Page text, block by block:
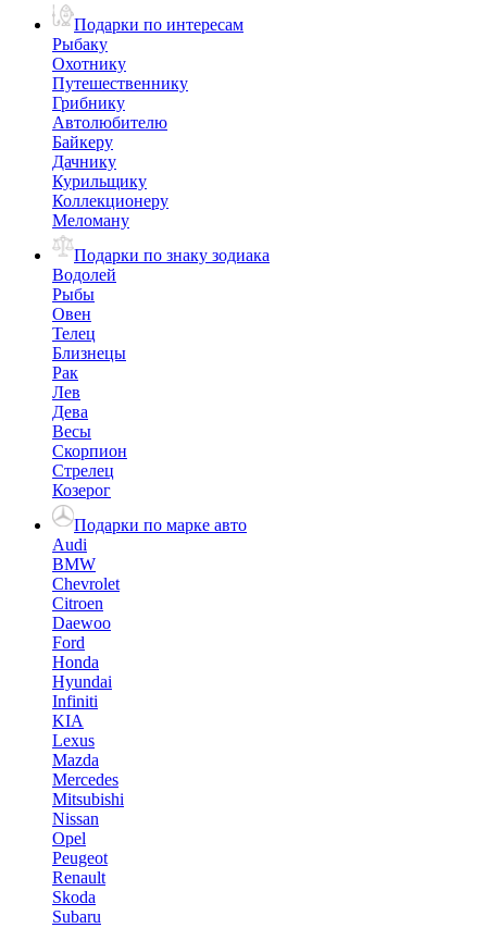
Подарки по интересам
Рыбаку
Охотнику
Путешественнику
Грибнику
Автолюбителю
Байкеру
Дачнику
Курильщику
Коллекционеру
Меломану
Подарки по знаку зодиака
Водолей
Рыбы
Овен
Телец
Близнецы
Рак
Лев
Дева
Весы
Скорпион
Стрелец
Козерог
Подарки по марке авто
Audi
BMW
Chevrolet
Citroen
Daewoo
Ford
Honda
Hyundai
Infiniti
KIA
Lexus
Mazda
Mercedes
Mitsubishi
Nissan
Opel
Peugeot
Renault
Skoda
Subaru